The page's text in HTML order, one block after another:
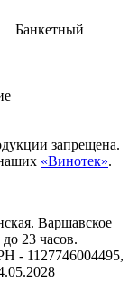
Банкетный
запрещена.
«Винотек».
Варшавское
23 часов.
- 1127746004495,